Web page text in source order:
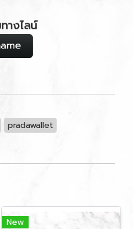
างไลน์
pradawallet
New